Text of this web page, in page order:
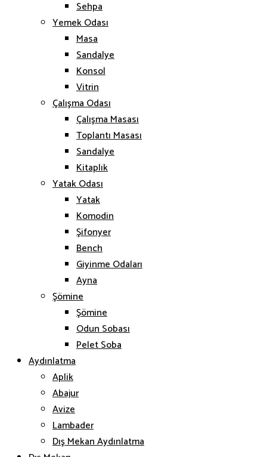
Sehpa
Yemek Odası
Masa
Sandalye
Konsol
Vitrin
Çalışma Odası
Çalışma Masası
Toplantı Masası
Sandalye
Kitaplık
Yatak Odası
Yatak
Komodin
Şifonyer
Bench
Giyinme Odaları
Ayna
Şömine
Şömine
Odun Sobası
Pelet Soba
Aydınlatma
Aplik
Abajur
Avize
Lambader
Dış Mekan Aydınlatma